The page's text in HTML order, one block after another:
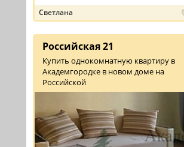
Светлана
Российская 21
Купить однокомнатную квартиру в
Академгородке в новом доме на
Российской